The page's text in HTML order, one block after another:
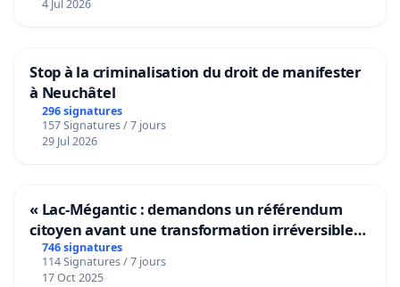
4 Jul 2026
Stop à la criminalisation du droit de manifester
à Neuchâtel
296 signatures
157 Signatures / 7 jours
29 Jul 2026
« Lac-Mégantic : demandons un référendum
citoyen avant une transformation irréversible
de notre territoire »
746 signatures
114 Signatures / 7 jours
17 Oct 2025